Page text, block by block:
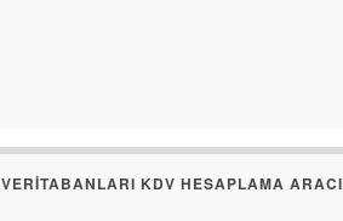
VERITABANLARI KDV HESAPLAMA ARACI